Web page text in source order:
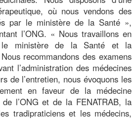
où nous vendons des
par le ministère de la Santé »,
l’ONG. « Nous travaillons en
le ministère de la Santé et la
recommandons des examens
l’administration des médecines
de l’entretien, nous évoquons les
en faveur de la médecine
l’ONG et de la FENATRAB, la
tradipraticiens et les médecins,